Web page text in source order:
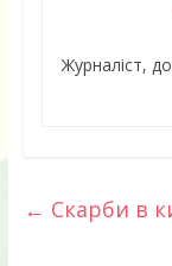
Журналіст,
← Скарби в